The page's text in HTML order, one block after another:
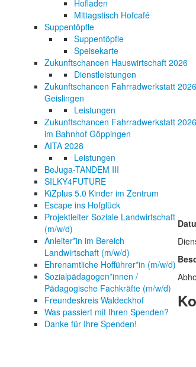
Hofladen
Mittagstisch Hofcafé
Suppentöpfle
Suppentöpfle
Speisekarte
Zukunftschancen Hauswirtschaft 2026
Dienstleistungen
Zukunftschancen Fahrradwerkstatt 2026
Geislingen
Leistungen
Zukunftschancen Fahrradwerkstatt 2026
im Bahnhof Göppingen
AITA 2028
Leistungen
BeJuga-TANDEM III
SILKY4FUTURE
KiZplus 5.0 Kinder im Zentrum
Escape ins Hofglück
Projektleiter Soziale Landwirtschaft
(m/w/d)
Anleiter*in im Bereich
Landwirtschaft (m/w/d)
Ehrenamtliche Hofführer*in (m/w/d)
Sozialpädagogen*innen /
Pädagogische Fachkräfte (m/w/d)
Freundeskreis Waldeckhof
Was passiert mit Ihren Spenden?
Danke für Ihre Spenden!